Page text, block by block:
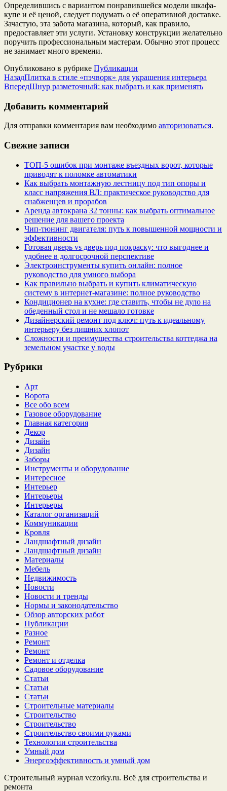
Определившись с вариантом понравившейся модели шкафа-
купе и её ценой, следует подумать о её оперативной доставке.
Зачастую, эта забота магазина, который, как правило,
предоставляет эти услуги. Установку конструкции желательно
поручить профессиональным мастерам. Обычно этот процесс
не занимает много времени.
Опубликовано в рубрике Публикации
НазадПлитка в стиле «пэчворк» для украшения интерьера
ВпередШнур разметочный: как выбрать и как применять
Добавить комментарий
Для отправки комментария вам необходимо авторизоваться.
Свежие записи
ТОП-5 ошибок при монтаже въездных ворот, которые
приводят к поломке автоматики
Как выбрать монтажную лестницу под тип опоры и
класс напряжения ВЛ: практическое руководство для
снабженцев и прорабов
Аренда автокрана 32 тонны: как выбрать оптимальное
решение для вашего проекта
Чип‑тюнинг двигателя: путь к повышенной мощности и
эффективности
Готовая дверь vs дверь под покраску: что выгоднее и
удобнее в долгосрочной перспективе
Электроинструменты купить онлайн: полное
руководство для умного выбора
Как правильно выбрать и купить климатическую
систему в интернет‑магазине: полное руководство
Кондиционер на кухне: где ставить, чтобы не дуло на
обеденный стол и не мешало готовке
Дизайнерский ремонт под ключ: путь к идеальному
интерьеру без лишних хлопот
Сложности и преимущества строительства коттеджа на
земельном участке у воды
Рубрики
Арт
Ворота
Все обо всем
Газовое оборудование
Главная категория
Декор
Дизайн
Дизайн
Заборы
Инструменты и оборудование
Интересное
Интерьер
Интерьеры
Интерьеры
Каталог организаций
Коммуникации
Кровля
Ландшафтный дизайн
Ландшафтный дизайн
Материалы
Мебель
Недвижимость
Новости
Новости и тренды
Нормы и законодательство
Обзор авторских работ
Публикации
Разное
Ремонт
Ремонт
Ремонт и отделка
Садовое оборудование
Статьи
Статьи
Статьи
Строительные материалы
Строительство
Строительство
Строительство своими руками
Технологии строительства
Умный дом
Энергоэффективность и умный дом
Строительный журнал vczorky.ru. Всё для строительства и
ремонта